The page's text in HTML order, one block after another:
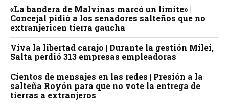
«La bandera de Malvinas marcó un límite» |
Concejal pidió a los senadores salteños que no
extranjericen tierra gaucha
Viva la libertad carajo | Durante la gestión Milei,
Salta perdió 313 empresas empleadoras
Cientos de mensajes en las redes | Presión a la
salteña Royón para que no vote la entrega de
tierras a extranjeros